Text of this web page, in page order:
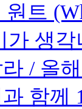
트
생각
/ 올
함께